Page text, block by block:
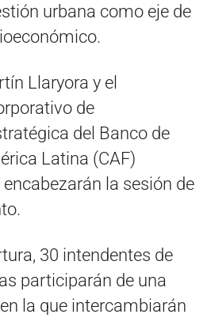
urbana como eje de
Llaryora y el
de
del Banco de
Latina (CAF)
la sesión de
30 intendentes de
participarán de una
la que intercambiarán